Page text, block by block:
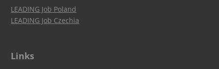
LEADING Job Poland
LEADING Job Czechia
Links